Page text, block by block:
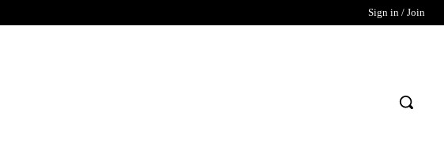
Sign in / Join